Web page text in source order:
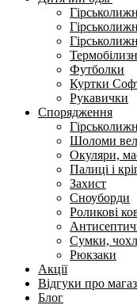
Футболки
Куртки
Рукавички
Спорядження
Шоломи
Окуляри,
Палиці і
Захист
Сноуборди
Роликові
Сумки,
Рюкзаки
Акції
Відгуки про
Блог